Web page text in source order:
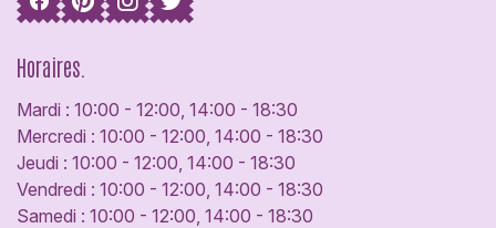
Horaires.
Mardi : 10:00 - 12:00, 14:00 - 18:30
Mercredi : 10:00 - 12:00, 14:00 - 18:30
Jeudi : 10:00 - 12:00, 14:00 - 18:30
Vendredi : 10:00 - 12:00, 14:00 - 18:30
Samedi : 10:00 - 12:00, 14:00 - 18:30